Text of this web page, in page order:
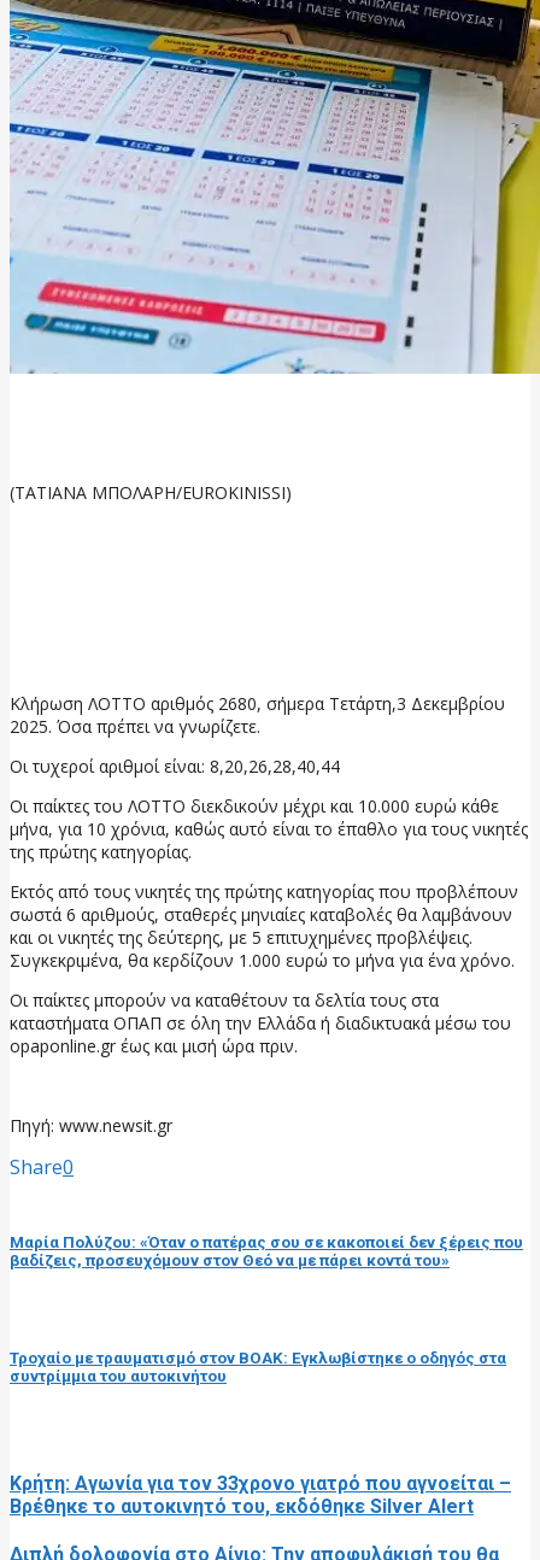
(ΤΑΤΙΑΝΑ ΜΠΟΛΑΡΗ/EUROKINISSI)
Κλήρωση ΛΟΤΤΟ αριθμός 2680, σήμερα Τετάρτη,3 Δεκεμβρίου
2025. Όσα πρέπει να γνωρίζετε.
Οι τυχεροί αριθμοί είναι: 8,20,26,28,40,44
Οι παίκτες του ΛΟΤΤΟ διεκδικούν μέχρι και 10.000 ευρώ κάθε
μήνα, για 10 χρόνια, καθώς αυτό είναι το έπαθλο για τους νικητές
της πρώτης κατηγορίας.
Εκτός από τους νικητές της πρώτης κατηγορίας που προβλέπουν
σωστά 6 αριθμούς, σταθερές μηνιαίες καταβολές θα λαμβάνουν
και οι νικητές της δεύτερης, με 5 επιτυχημένες προβλέψεις.
Συγκεκριμένα, θα κερδίζουν 1.000 ευρώ το μήνα για ένα χρόνο.
Οι παίκτες μπορούν να καταθέτουν τα δελτία τους στα
καταστήματα ΟΠΑΠ σε όλη την Ελλάδα ή διαδικτυακά μέσω του
opaponline.gr έως και μισή ώρα πριν.
Πηγή: www.newsit.gr
Share0
Μαρία Πολύζου: «Όταν ο πατέρας σου σε κακοποιεί δεν ξέρεις που
βαδίζεις, προσευχόμουν στον Θεό να με πάρει κοντά του»
Τροχαίο με τραυματισμό στον ΒΟΑΚ: Εγκλωβίστηκε ο οδηγός στα
συντρίμμια του αυτοκινήτου
Κρήτη: Αγωνία για τον 33χρονο γιατρό που αγνοείται –
Βρέθηκε το αυτοκινητό του, εκδόθηκε Silver Alert
Διπλή δολοφονία στο Αίγιο: Την αποφυλάκισή του θα